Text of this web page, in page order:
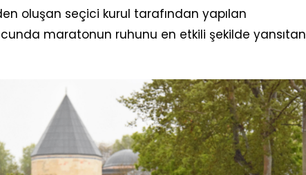
oluşan seçici kurul tarafından yapılan
maratonun ruhunu en etkili şekilde yansıtan